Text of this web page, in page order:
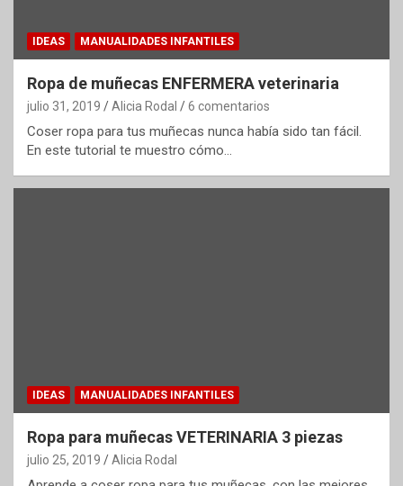
IDEAS MANUALIDADES INFANTILES
Ropa de muñecas ENFERMERA veterinaria
julio 31, 2019 Alicia Rodal 6 comentarios
Coser ropa para tus muñecas nunca había sido tan fácil.
En este tutorial te muestro cómo…
IDEAS MANUALIDADES INFANTILES
Ropa para muñecas VETERINARIA 3 piezas
julio 25, 2019 Alicia Rodal